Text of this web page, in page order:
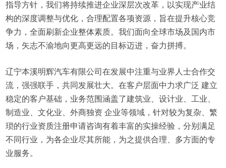
指导方针，我们将持续推进企业深层次改革，以实现产业结
构的深度调整与优化，合理配置各项资源，旨在提升核心竞
争力，全面刷新企业整体素质。我们面向全球市场及国内市
场，矢志不渝地向更高更远的目标迈进，奋力拼搏。
辽宁本溪明辉汽车有限公司在发展中注重与业界人士合作交
流，强强联手，共同发展壮大。在客户层面中力求广泛 建立
稳定的客户基础，业务范围涵盖了建筑业、设计业、工业、
制造业、文化业、外商独资 企业等领域，针对较为复杂、繁
琐的行业资质注册申请咨询有着丰富的实操经验，分别满足
不同行业，为各企业尽其所能，为之提供合理、多方面的专
业服务。